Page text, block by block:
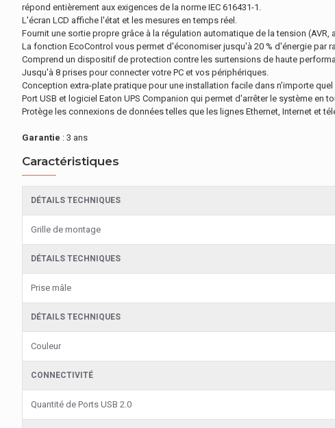
répond entièrement aux exigences de la norme IEC 616431-1.
L'écran LCD affiche l'état et les mesures en temps réel.
Fournit une sortie propre grâce à la régulation automatique de la tension (AVR,
La fonction EcoControl vous permet d'économiser jusqu'à 20 % d'énergie par
Comprend un dispositif de protection contre les surtensions de haute
Jusqu'à 8 prises pour connecter votre PC et vos périphériques.
Conception extra-plate pratique pour une installation facile dans n'importe quel
Port USB et logiciel Eaton UPS Companion qui permet d'arrêter le système
Protège les connexions de données telles que les lignes Ethernet, Internet et
Garantie : 3 ans
Caractéristiques
DÉTAILS TECHNIQUES
Grille de montage
DÉTAILS TECHNIQUES
Prise mâle
DÉTAILS TECHNIQUES
Couleur
CONNECTIVITÉ
Quantité de Ports USB 2.0